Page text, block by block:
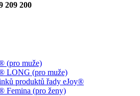
209 200
(pro muže)
LONG (pro muže)
produktů řady eJoy®
Femina (pro ženy)